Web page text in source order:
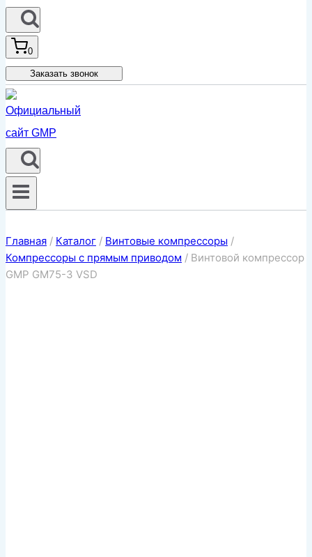
0
Заказать звонок
Главная / Каталог / Винтовые компрессоры /
Компрессоры с прямым приводом / Винтовой компрессор
GMP GM75-3 VSD